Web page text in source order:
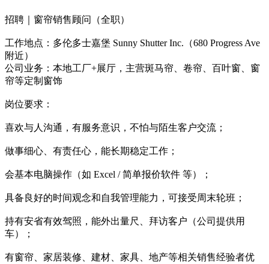
招聘｜窗帘销售顾问（全职）
工作地点：多伦多士嘉堡 Sunny Shutter Inc.（680 Progress Ave
附近）
公司业务：本地工厂+展厅，主营斑马帘、卷帘、百叶窗、窗
帘等定制窗饰
岗位要求：
喜欢与人沟通，有服务意识，不怕与陌生客户交流；
做事细心、有责任心，能长期稳定工作；
会基本电脑操作（如 Excel / 简单报价软件 等）；
具备良好的时间观念和自我管理能力，可接受周末轮班；
持有安省有效驾照，能外出量尺、拜访客户（公司提供用
车）；
有窗帘、家居装修、建材、家具、地产等相关销售经验者优